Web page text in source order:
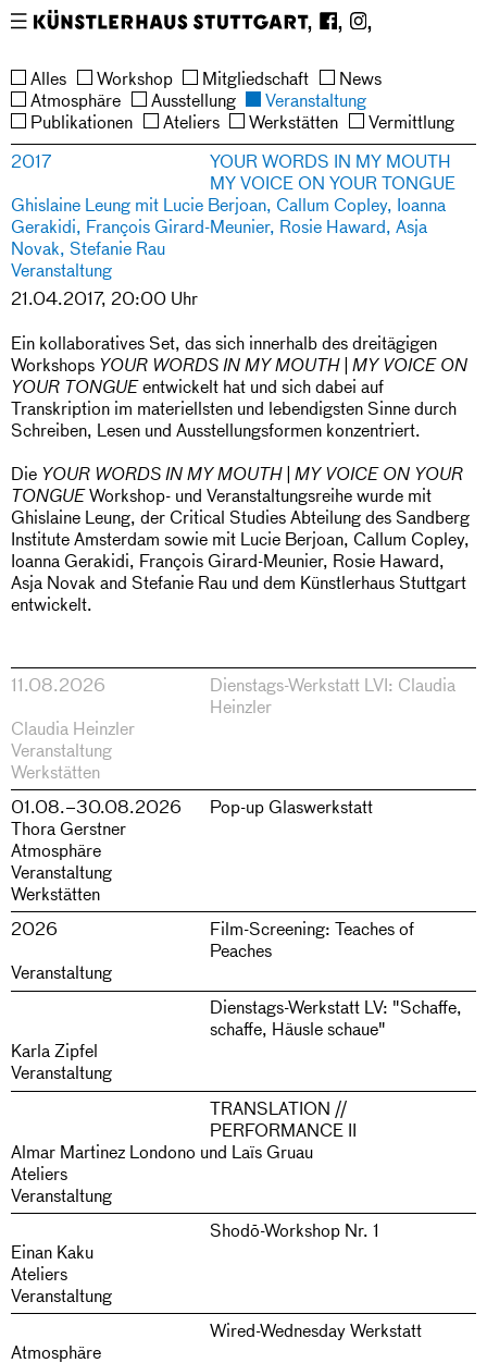
4b
Fr–
So
14–
18
Uhr
617
652
Stipendiat*innen
Vermittlung
Shop
Restaurant
Über uns
Satzung
Geschichte
Team
Ausschreibungen
Vermietung
Newsletter
Presse
Impressum
Datenschutz
De
En
Alles Workshop Mitgliedschaft
News
Atmosphäre
Ausstellung
Veranstaltung
Publikationen
Ateliers Werkstätten
Vermittlung
2017
YOUR WORDS IN MY MOUTH
MY VOICE ON YOUR TONGUE
Ghislaine Leung mit Lucie Berjoan, Callum Copley, Ioanna
Gerakidi, François Girard-Meunier, Rosie Haward, Asja
Novak, Stefanie Rau
Veranstaltung
21.04.2017, 20:00 Uhr
Ein kollaboratives Set, das sich innerhalb des dreitägigen
Workshops YOUR WORDS IN MY MOUTH | MY VOICE ON
YOUR TONGUEentwickelt hat und sich dabei auf
Transkription im materiellsten und lebendigsten Sinne durch
Schreiben, Lesen und Ausstellungsformen konzentriert.
Die YOUR WORDS IN MY MOUTH | MY VOICE ON YOUR
TONGUEWorkshop- und Veranstaltungsreihe wurde mit
Ghislaine Leung, der Critical Studies Abteilung des Sandberg
Institute Amsterdam sowie mit Lucie Berjoan, Callum Copley,
Ioanna Gerakidi, François Girard-Meunier, Rosie Haward,
Asja Novak and Stefanie Rau und dem Künstlerhaus Stuttgart
entwickelt.
11.08.2026
Dienstags-Werkstatt LVI: Claudia
Heinzler
Claudia Heinzler
Veranstaltung
Werkstätten
01.08.–30.08.2026
Pop-up Glaswerkstatt
Thora Gerstner
Atmosphäre
Veranstaltung
Werkstätten
2026
Film-Screening: Teaches of
Peaches
Veranstaltung
Dienstags-Werkstatt LV: "Schaffe,
schaffe, Häusle schaue"
Karla Zipfel
Veranstaltung
TRANSLATION //
PERFORMANCE II
Almar Martinez Londono und Laïs Gruau
Ateliers
Veranstaltung
Shodō-Workshop Nr. 1
Einan Kaku
Ateliers
Veranstaltung
Wired-Wednesday Werkstatt
Atmosphäre